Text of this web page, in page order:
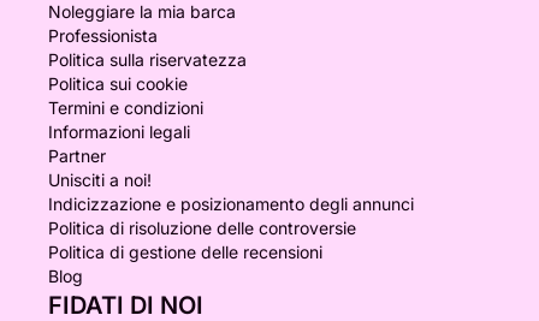
Noleggiare la mia barca
Professionista
Politica sulla riservatezza
Politica sui cookie
Termini e condizioni
Informazioni legali
Partner
Unisciti a noi!
Indicizzazione e posizionamento degli annunci
Politica di risoluzione delle controversie
Politica di gestione delle recensioni
Blog
FIDATI DI NOI